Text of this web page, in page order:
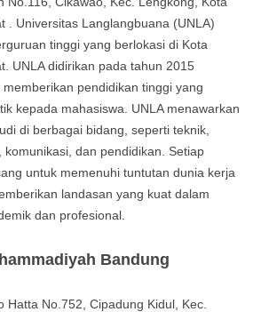
. Universitas Langlangbuana (UNLA)
tinggi yang berlokasi di Kota
UNLA didirikan pada tahun 2015
pendidikan tinggi yang
kepada mahasiswa. UNLA menawarkan
di berbagai bidang, seperti teknik,
komunikasi, dan pendidikan. Setiap
untuk memenuhi tuntutan dunia kerja
landasan yang kuat dalam
dan profesional.
Bandung
Hatta No.752, Cipadung Kidul, Kec.